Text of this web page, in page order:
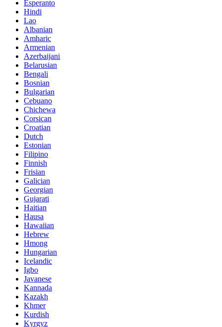
Esperanto
Hindi
Lao
Albanian
Amharic
Armenian
Azerbaijani
Belarusian
Bengali
Bosnian
Bulgarian
Cebuano
Chichewa
Corsican
Croatian
Dutch
Estonian
Filipino
Finnish
Frisian
Galician
Georgian
Gujarati
Haitian
Hausa
Hawaiian
Hebrew
Hmong
Hungarian
Icelandic
Igbo
Javanese
Kannada
Kazakh
Khmer
Kurdish
Kyrgyz